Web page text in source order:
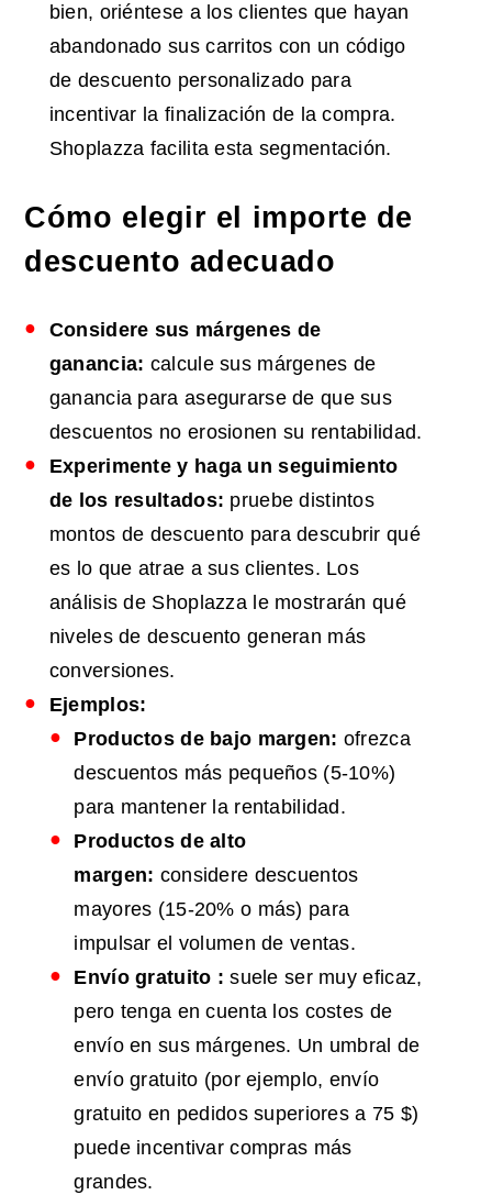
bien, oriéntese a los clientes que hayan
abandonado sus carritos con un código
de descuento personalizado para
incentivar la finalización de la compra.
Shoplazza facilita esta segmentación.
Cómo elegir el importe de
descuento adecuado
Considere sus márgenes de
ganancia: calcule sus márgenes de
ganancia para asegurarse de que sus
descuentos no erosionen su rentabilidad.
Experimente y haga un seguimiento
de los resultados: pruebe distintos
montos de descuento para descubrir qué
es lo que atrae a sus clientes. Los
análisis de Shoplazza le mostrarán qué
niveles de descuento generan más
conversiones.
Ejemplos:
Productos de bajo margen: ofrezca
descuentos más pequeños (5-10%)
para mantener la rentabilidad.
Productos de alto
margen: considere descuentos
mayores (15-20% o más) para
impulsar el volumen de ventas.
Envío gratuito : suele ser muy eficaz,
pero tenga en cuenta los costes de
envío en sus márgenes. Un umbral de
envío gratuito (por ejemplo, envío
gratuito en pedidos superiores a 75 $)
puede incentivar compras más
grandes.